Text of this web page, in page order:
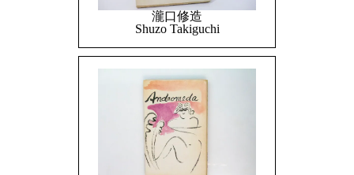
瀧口修造
Shuzo Takiguchi